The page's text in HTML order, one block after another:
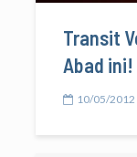
Transit
Abad ini!
10/05/2012